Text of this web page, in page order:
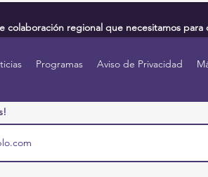
colaboración regional que necesitamos
Programas Aviso de Privacidad